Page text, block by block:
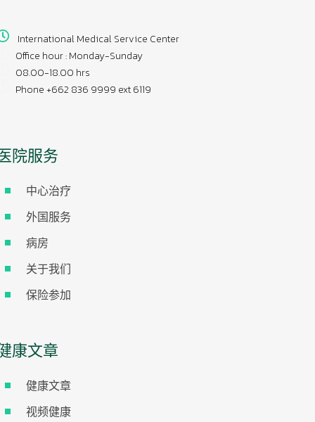
International Medical Service Center
Office hour : Monday-Sunday
08.00-18.00 hrs
Phone +662 836 9999 ext 6119
院服务
中心治疗
外国服务
病房
关于我们
保险参加
康文章
健康文章
视频健康